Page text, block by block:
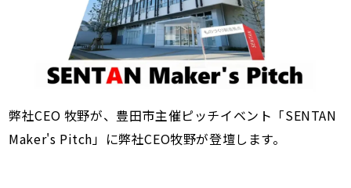
弊社CEO 牧野が、豊⽥市主催ピッチイベント「SENTAN
Maker's Pitch」に弊社CEO牧野が登壇します。